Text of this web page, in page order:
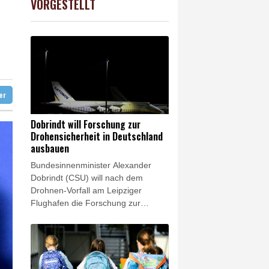
gebildet
0.32%
VORGESTELLT
Dobrindt will Forschung zur
Drohensicherheit in Deutschland
ausbauen
Bundesinnenminister Alexander
Dobrindt (CSU) will nach dem
Drohnen-Vorfall am Leipziger
Flughafen die Forschung zur
ausbauen. "Das Wettrüsten der
Drohnentechnologie erfordert
eigene Forschungseinheiten, um
Schritt halten zu können", sagte